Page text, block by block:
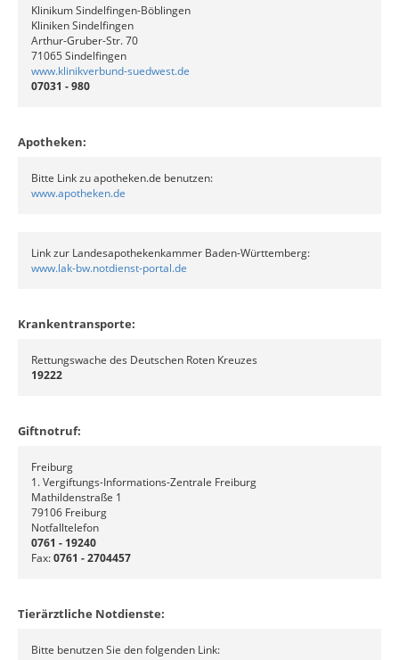
Klinikum Sindelfingen-Böblingen
Kliniken Sindelfingen
Arthur-Gruber-Str. 70
71065 Sindelfingen
www.klinikverbund-suedwest.de
07031 - 980
Apotheken:
Bitte Link zu apotheken.de benutzen:
www.apotheken.de
Link zur Landesapothekenkammer Baden-Württemberg:
www.lak-bw.notdienst-portal.de
Krankentransporte:
Rettungswache des Deutschen Roten Kreuzes
19222
Giftnotruf:
Freiburg
1. Vergiftungs-Informations-Zentrale Freiburg
Mathildenstraße 1
79106 Freiburg
Notfalltelefon
0761 - 19240
Fax:0761 - 2704457
Tierärztliche Notdienste:
Bitte benutzen Sie den folgenden Link: